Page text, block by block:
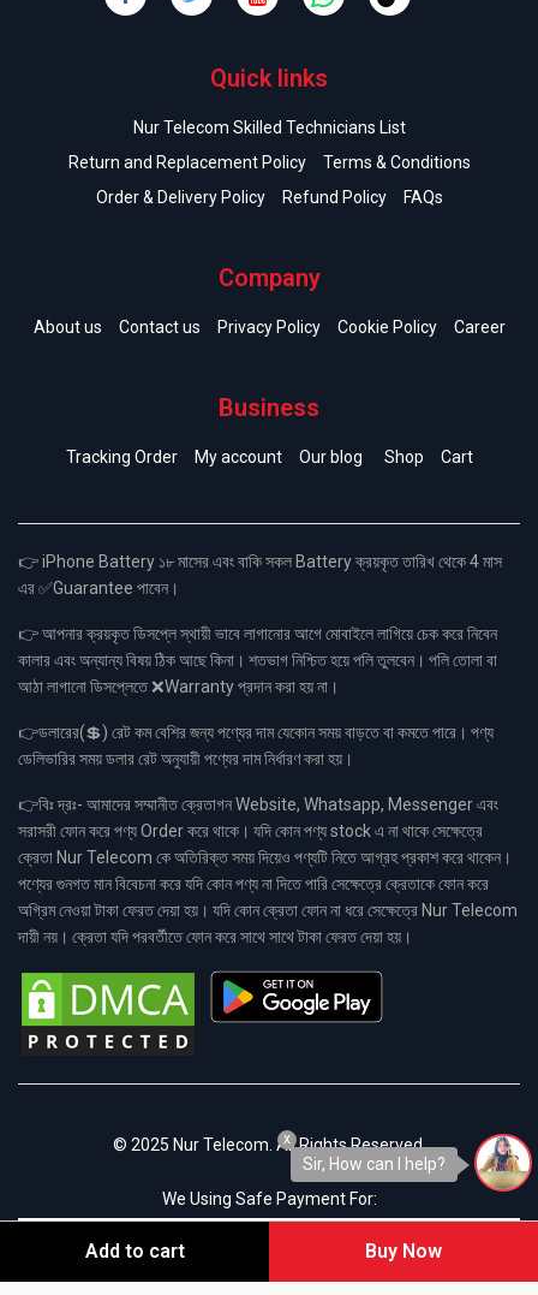
Quick links
Nur Telecom Skilled Technicians List
Return and Replacement Policy
Terms & Conditions
Order & Delivery Policy
Refund Policy FAQs
Company
About us Contact us Privacy Policy Cookie Policy Career
Business
Tracking Order My account Our blog Shop Cart
👉 iPhone Battery ১৮ মাসের এবং বাকি সকল Battery ক্রয়কৃত তারিখ থেকে 4 মাস
এর ✅Guarantee পাবেন।
👉 আপনার ক্রয়কৃত ডিসপ্লে স্থায়ী ভাবে লাগানোর আগে মোবাইলে লাগিয়ে চেক করে নিবেন
কালার এবং অন্যান্য বিষয় ঠিক আছে কিনা। শতভাগ নিশ্চিত হয়ে পলি তুলবেন। পলি তোলা বা
আঠা লাগানো ডিসপ্লেতে ❌Warranty প্রদান করা হয় না।
👉ডলারের(💲) রেট কম বেশির জন্য পণ্যের দাম যেকোন সময় বাড়তে বা কমতে পারে। পণ্য
ডেলিভারির সময় ডলার রেট অনুযায়ী পণ্যের দাম নির্ধারণ করা হয়।
👉বিঃ দ্রঃ- আমাদের সম্মানীত ক্রেতাগন Website, Whatsapp, Messenger এবং
সরাসরী ফোন করে পণ্য Order করে থাকে। যদি কোন পণ্য stock এ না থাকে সেক্ষেত্রে
ক্রেতা Nur Telecom কে অতিরিক্ত সময় দিয়েও পণ্যটি নিতে আগ্রহ প্রকাশ করে থাকেন।
পণ্যের গুনগত মান বিবেচনা করে যদি কোন পণ্য না দিতে পারি সেক্ষেত্রে ক্রেতাকে ফোন করে
অগ্রিম নেওয়া টাকা ফেরত দেয়া হয়। যদি কোন ক্রেতা ফোন না ধরে সেক্ষেত্রে Nur Telecom
দায়ী নয়। ক্রেতা যদি পরবর্তীতে ফোন করে সাথে সাথে টাকা ফেরত দেয়া হয়।
© 2025 Nur Telecom. All Rights Reserved.
We Using Safe Payment For:
Add to cart Buy Now
Sir, How can I help?
x